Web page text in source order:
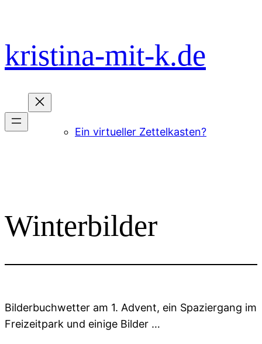
springen
kristina-mit-k.de
Ein virtueller Zettelkasten?
Winterbilder
Bilderbuchwetter am 1. Advent, ein Spaziergang im
Freizeitpark und einige Bilder …